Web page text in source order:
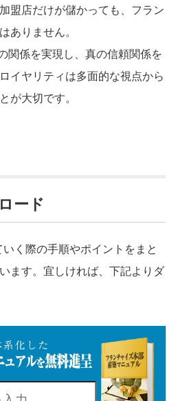
盟店だけが儲かっても、フラン
ありません。
関係を実現し、真の信頼関係を
イヤリティは多面的な視点から
が大切です。
ード
く際の手順やポイントをまと
ます。宜しければ、下記よりダ